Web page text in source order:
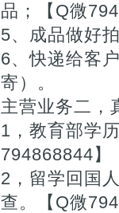
品；【Q微
5、成品做好
6、快递给客
寄）。
主营业务二，
1，教育部学
794868844】
2，留学回国
查。【Q微